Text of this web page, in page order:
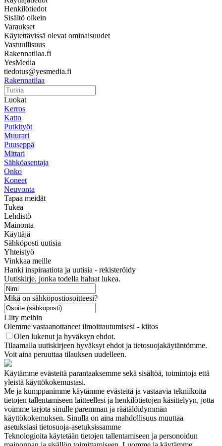
Henkilötiedot
Sisältö oikein
Varaukset
Käytettävissä olevat ominaisuudet
Vastuullisuus
Rakennatilaa.fi
YesMedia
tiedotus@yesmedia.fi
Rakennatilaa
Luokat
Kerros
Katto
Putkityöt
Muurari
Puuseppä
Mittari
Sähköasentaja
Onko
Koneet
Neuvonta
Tapaa meidät
Tukea
Lehdistö
Mainonta
Käyttäjä
Sähköposti uutisia
Yhteistyö
Vinkkaa meille
Hanki inspiraatiota ja uutisia - rekisteröidy
Uutiskirje, jonka todella haluat lukea.
Mikä on sähköpostiosoitteesi?
Liity meihin
Olemme vastaanottaneet ilmoittautumisesi - kiitos
Olen lukenut ja hyväksyn ehdot.
Tilaamalla uutiskirjeen hyväksyt ehdot ja tietosuojakäytäntömme.
Voit aina peruuttaa tilauksen uudelleen.
Käytämme evästeitä parantaaksemme sekä sisältöä, toimintoja että
yleistä käyttökokemustasi.
Me ja kumppanimme käytämme evästeitä ja vastaavia tekniikoita
tietojen tallentamiseen laitteellesi ja henkilötietojen käsittelyyn, jotta
voimme tarjota sinulle paremman ja räätälöidymmän
käyttökokemuksen. Sinulla on aina mahdollisuus muuttaa
asetuksiasi tietosuoja-asetuksissamme
Teknologioita käytetään tietojen tallentamiseen ja personoidun